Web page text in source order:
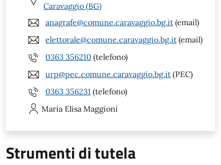
Caravaggio (BG)
anagrafe@comune.caravaggio.bg.it (email)
elettorale@comune.caravaggio.bg.it (email)
0363 356210 (telefono)
urp@pec.comune.caravaggio.bg.it (PEC)
0363 356231 (telefono)
Maria Elisa Maggioni
Strumenti di tutela